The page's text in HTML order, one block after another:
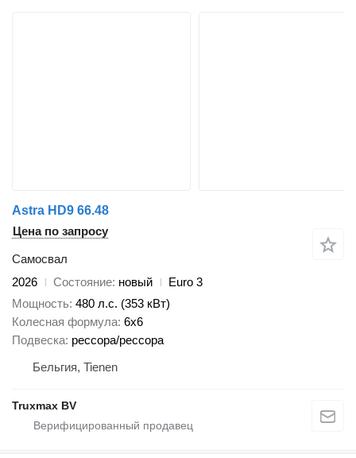
Astra HD9 66.48
Цена по запросу
Самосвал
2026
Состояние новый
Euro 3
Мощность 480 л.с. (353 кВт)
Колесная формула 6x6
Подвеска рессора/рессора
Бельгия, Tienen
Truxmax BV